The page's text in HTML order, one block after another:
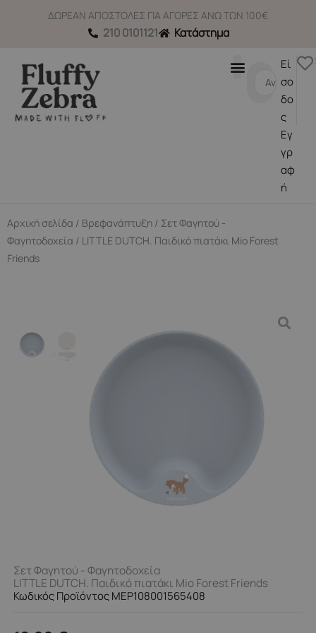
ΔΩΡΕΑΝ ΑΠΟΣΤΟΛΕΣ ΓΙΑ ΑΓΟΡΕΣ ΑΝΩ ΤΩΝ 100€
210 0101121 Κατάστημα
Search
Εί
σο
δο
ς
Εγ
γρ
αφ
ή
Αρχική σελίδα / Βρεφανάπτυξη / Σετ Φαγητού -
Φαγητοδοχεία / LITTLE DUTCH. Παιδικό πιατάκι Mio Forest
Friends
Σετ Φαγητού - Φαγητοδοχεία
LITTLE DUTCH. Παιδικό πιατάκι Mio Forest Friends
Κωδικός Προϊόντος MEP108001565408